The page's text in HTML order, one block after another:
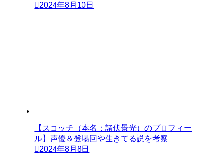
2024年8月10日
【スコッチ（本名：諸伏景光）のプロフィー
ル】声優＆登場回や生きてる説を考察
2024年8月8日